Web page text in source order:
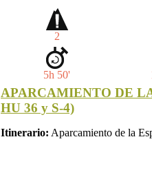
2
5h 50'
APARCAMIENTO DE
HU 36 y S-4)
Itinerario: Aparcamiento de la